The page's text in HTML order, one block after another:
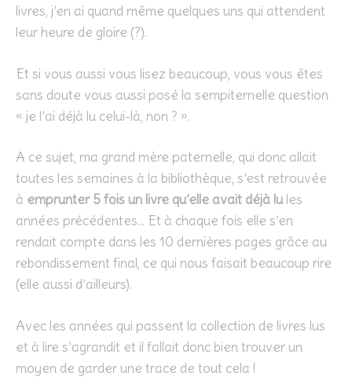
livres, j’en ai quand même quelques uns qui attendent
leur heure de gloire (?).
Et si vous aussi vous lisez beaucoup, vous vous êtes
sans doute vous aussi posé la sempiternelle question
« je l’ai déjà lu celui-là, non ? ».
A ce sujet, ma grand mère paternelle, qui donc allait
toutes les semaines à la bibliothèque, s’est retrouvée
à emprunter 5 fois un livre qu’elle avait déjà lules
années précédentes… Et à chaque fois elle s’en
rendait compte dans les 10 dernières pages grâce au
rebondissement final, ce qui nous faisait beaucoup rire
(elle aussi d’ailleurs).
Avec les années qui passent la collection de livres lus
et à lire s’agrandit et il fallait donc bien trouver un
moyen de garder une trace de tout cela !